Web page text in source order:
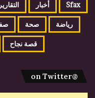
Sfax أخبار التقارير
رياضة صحة
قصة نجاح
@on Twitter